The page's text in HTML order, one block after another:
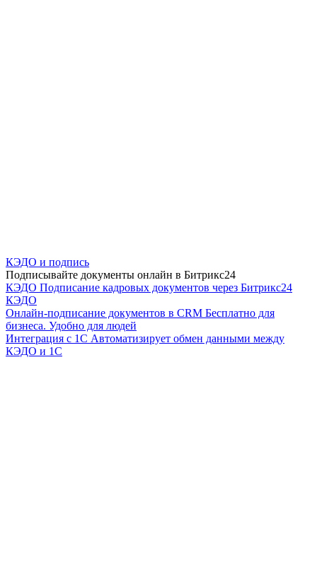
КЭДО и подпись
Подписывайте документы онлайн в Битрикс24
КЭДО Подписание кадровых документов через Битрикс24
КЭДО
Онлайн-подписание документов в CRM Бесплатно для
бизнеса. Удобно для людей
Интеграция с 1С Автоматизирует обмен данными между
КЭДО и 1С